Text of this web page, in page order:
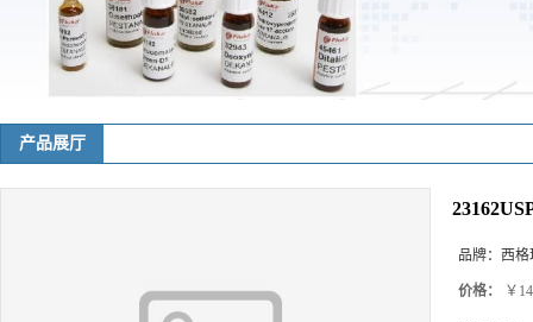
产品展厅
品牌： 西格
价格： ￥